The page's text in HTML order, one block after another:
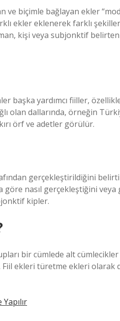
biçimle bağlayan ekler
ekler eklenerek farklı
kişi veya subjonktif
başka yardımcı fiiller,
olan dallarında, örneğin
örf ve adetler görülür.
gerçekleştirildiğini
göre nasıl gerçekleştiğini
kipler.
bir cümlede alt
ekleri türetme ekleri olarak
Yapılır